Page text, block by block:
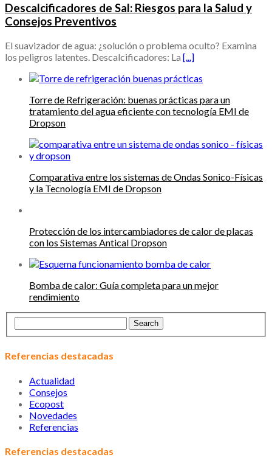
Descalcificadores de Sal: Riesgos para la Salud y
Consejos Preventivos
El suavizador de agua: ¿solución o problema oculto? Examina
los peligros latentes. Descalcificadores: La [...]
Torre de Refrigeración: buenas prácticas para un
tratamiento del agua eficiente con tecnología EMI de
Dropson
Comparativa entre los sistemas de Ondas Sonico-Físicas
y la Tecnología EMI de Dropson
Protección de los intercambiadores de calor de placas
con los Sistemas Antical Dropson
Bomba de calor: Guía completa para un mejor
rendimiento
Referencias destacadas
Actualidad
Consejos
Ecopost
Novedades
Referencias
Referencias destacadas